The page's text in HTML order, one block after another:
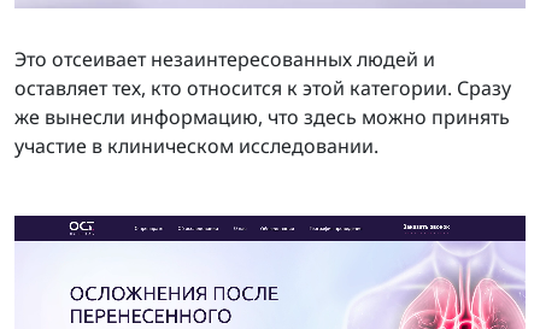
Это отсеивает незаинтересованных людей и
оставляет тех, кто относится к этой категории. Сразу
же вынесли информацию, что здесь можно принять
участие в клиническом исследовании.